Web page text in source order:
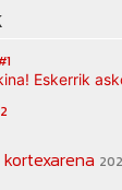
Eskerrik